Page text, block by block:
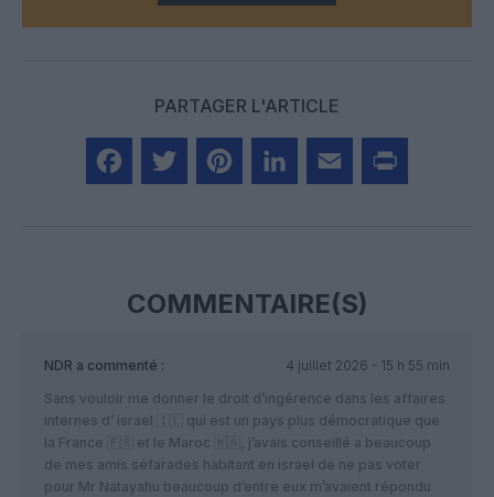
PARTAGER L'ARTICLE
COMMENTAIRE(S)
NDR a commenté :
4 juillet 2026 - 15 h 55 min
Sans vouloir me donner le droit d’ingérence dans les affaires
internes d’ israel 🇮🇱 qui est un pays plus démocratique que
la France 🇫🇷 et le Maroc 🇲🇦, j’avais conseillé a beaucoup
de mes amis séfarades habitant en israel de ne pas voter
pour Mr Natayahu beaucoup d’entre eux m’avaient répondu